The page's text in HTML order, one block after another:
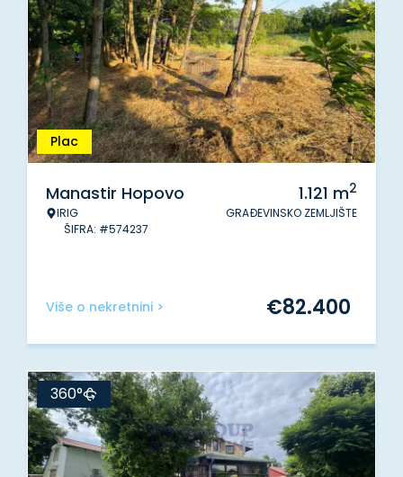
Plac
Manastir Hopovo
IRIG
ŠIFRA: #574237
1.121 m2
GRAĐEVINSKO ZEMLJIŠTE
Više o nekretnini > €82.400
360°